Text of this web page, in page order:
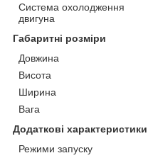
Система охолодження
двигуна
Габаритні розміри
Довжина
Висота
Ширина
Вага
Додаткові характеристики
Режими запуску